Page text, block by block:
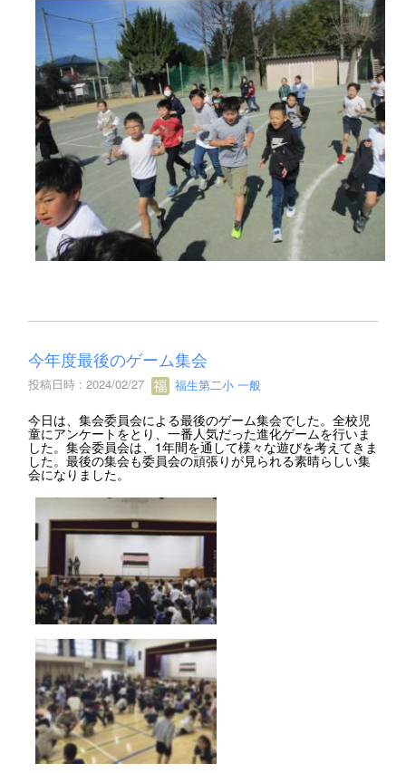
今年度最後のゲーム集会
投稿日時 : 2024/02/27 福生第二小 一般
今日は、集会委員会による最後のゲーム集会でした。全校児
童にアンケートをとり、一番人気だった進化ゲームを行いま
した。集会委員会は、1年間を通して様々な遊びを考えてきま
した。最後の集会も委員会の頑張りが見られる素晴らしい集
会になりました。